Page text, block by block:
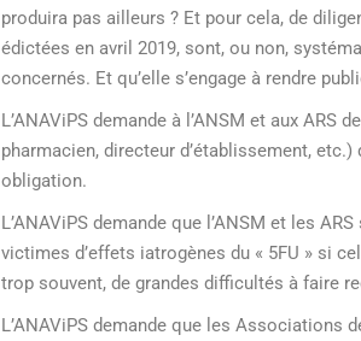
produira pas ailleurs ? Et pour cela, de
édictées en avril 2019, sont, ou non,
concernés. Et qu’elle s’engage à rendre
L’ANAViPS demande à l’ANSM et aux
pharmacien, directeur d’établissement,
obligation.
L’ANAViPS demande que l’ANSM et les
victimes d’effets iatrogènes du « 5FU » si
trop souvent, de grandes difficultés à faire
L’ANAViPS demande que les